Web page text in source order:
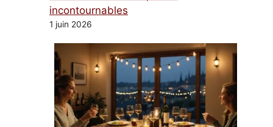
incontournables
1 juin 2026